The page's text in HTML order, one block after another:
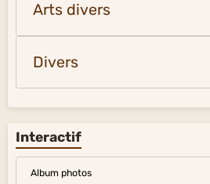
Arts divers
Divers
Interactif
Album photos